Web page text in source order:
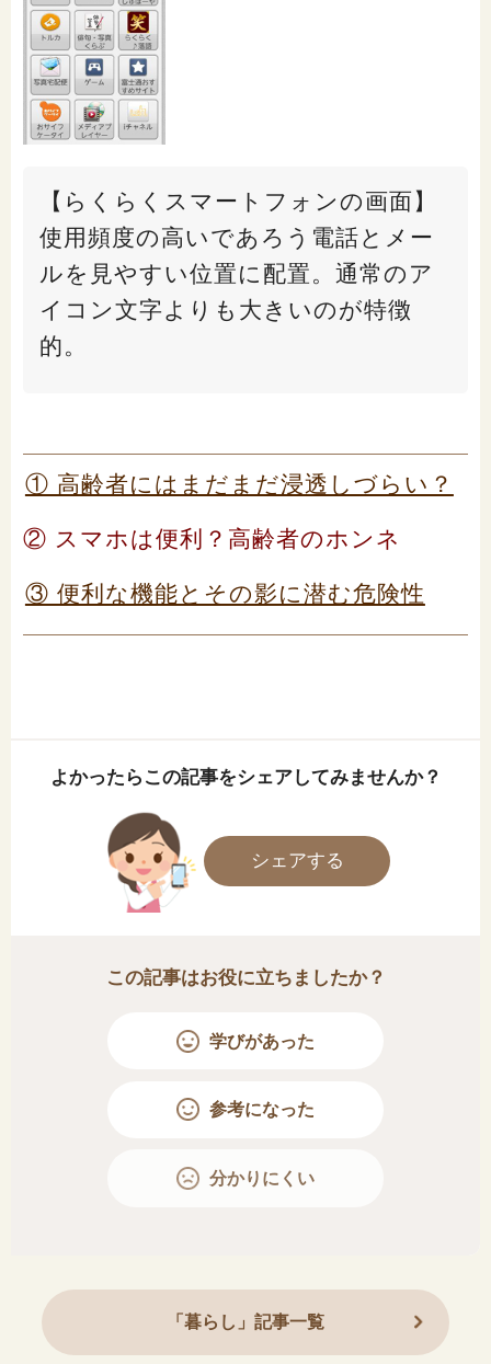
【らくらくスマートフォンの画面】
使用頻度の高いであろう電話とメー
ルを見やすい位置に配置。通常のア
イコン文字よりも大きいのが特徴
的。
① 高齢者にはまだまだ浸透しづらい？
② スマホは便利？高齢者のホンネ
③ 便利な機能とその影に潜む危険性
よかったらこの記事をシェアしてみませんか？
シェアする
この記事はお役に立ちましたか？
学びがあった
参考になった
分かりにくい
「暮らし」記事一覧